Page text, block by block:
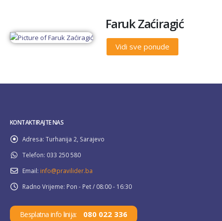
Faruk Zaćiragić
Vidi sve ponude
KONTAKTIRAJTE NAS
Adresa: Turhanija 2, Sarajevo
Telefon: 033 250 580
Email: info@pravilider.ba
Radno Vrijeme: Pon - Pet / 08:00 - 16:30
Besplatna info linija: 080 022 336